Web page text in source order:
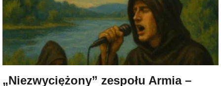
„Niezwyciężony” zespołu Armia –